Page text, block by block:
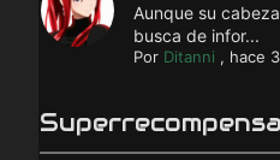
Aunque su
busca de infor...
Por Ditanni , hace